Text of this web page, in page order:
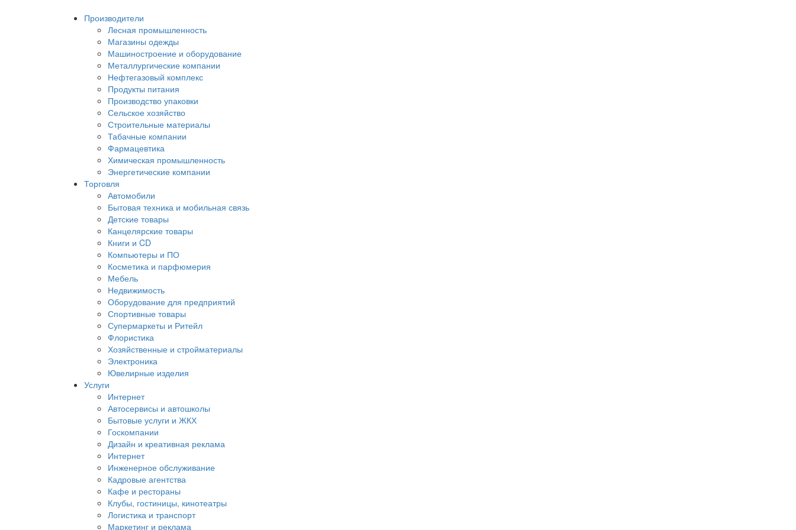
Производители
Лесная промышленность
Магазины одежды
Машиностроение и оборудование
Металлургические компании
Нефтегазовый комплекс
Продукты питания
Производство упаковки
Сельское хозяйство
Строительные материалы
Табачные компании
Фармацевтика
Химическая промышленность
Энергетические компании
Торговля
Автомобили
Бытовая техника и мобильная связь
Детские товары
Канцелярские товары
Книги и CD
Компьютеры и ПО
Косметика и парфюмерия
Мебель
Недвижимость
Оборудование для предприятий
Спортивные товары
Супермаркеты и Ритейл
Флористика
Хозяйственные и стройматериалы
Электроника
Ювелирные изделия
Услуги
Интернет
Автосервисы и автошколы
Бытовые услуги и ЖКХ
Госкомпании
Дизайн и креативная реклама
Интернет
Инженерное обслуживание
Кадровые агентства
Кафе и рестораны
Клубы, гостиницы, кинотеатры
Логистика и транспорт
Маркетинг и реклама